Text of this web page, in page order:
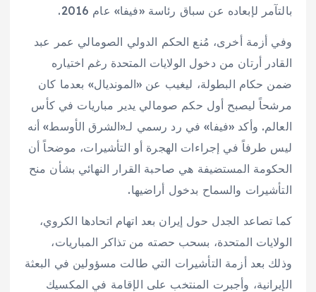
بالتآمر لإبعاده عن سباق رئاسة «فيفا» عام 2016.
وفي أزمة أخرى، مُنع الحكم الدولي الصومالي عمر عبد
القادر أرتان من دخول الولايات المتحدة رغم اختياره
ضمن حكام البطولة، ليغيب عن «المونديال» بعدما كان
مرشحاً ليصبح أول حكم صومالي يدير مباريات في كأس
العالم. وأكد «فيفا» في رد رسمي لـ«الشرق الأوسط» أنه
ليس طرفاً في إجراءات الهجرة أو التأشيرات، موضحاً أن
الحكومة المستضيفة هي صاحبة القرار النهائي بشأن منح
التأشيرات والسماح بدخول أراضيها.
كما تصاعد الجدل حول إيران بعد اتهام اتحادها الكروي،
الولايات المتحدة، بسحب حصته من تذاكر المباريات،
وذلك بعد أزمة التأشيرات التي طالت مسؤولين في البعثة
الإيرانية، وأجبرت المنتخب على الإقامة في المكسيك